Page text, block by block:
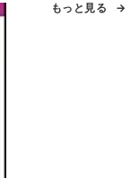
もっと見る